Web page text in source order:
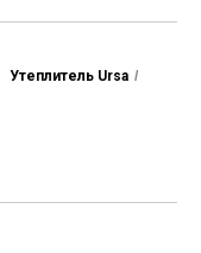
Утеплитель Ursa /